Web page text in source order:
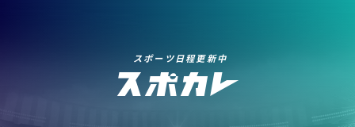
スポーツ日程更新中